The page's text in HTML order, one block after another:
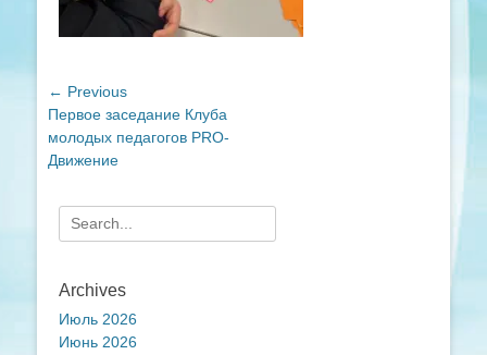
Навигация
по
записям
← Previous
Previous
post:
Первое заседание Клуба
молодых педагогов PRO-
Движение
Search
for:
Archives
Июль 2026
Июнь 2026